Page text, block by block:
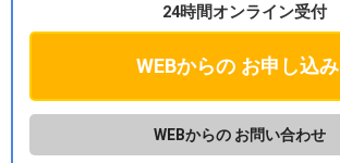
24時間オンライン受付
WEBからのお申し込み
WEBからの お問い合わせ